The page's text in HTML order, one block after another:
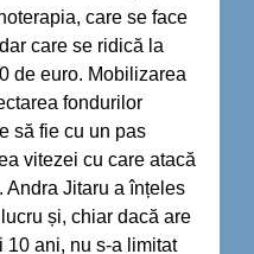
care se face
care se ridică la
de euro. Mobilizarea
fondurilor
să fie cu un pas
vitezei cu care atacă
Andra Jitaru a înțeles
și, chiar dacă are
10 ani, nu s-a limitat